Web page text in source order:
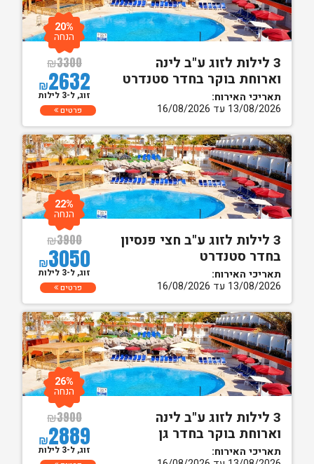
3 לילות לזוג ע"ב לינה
וארוחת בוקר בחדר סטנדרט
תאריכי האירוח:
13/08/2026 עד 16/08/2026
₪3300
₪2632
20%
הנחה
זוג, ל-3 לילות
פרטים
3 לילות לזוג ע"ב חצי פנסיון
בחדר סטנדרט
תאריכי האירוח:
13/08/2026 עד 16/08/2026
₪3900
₪3050
22%
הנחה
זוג, ל-3 לילות
פרטים
3 לילות לזוג ע"ב לינה
וארוחת בוקר בחדר גן
תאריכי האירוח:
₪3900
₪2889
26%
הנחה
זוג, ל-3 לילות